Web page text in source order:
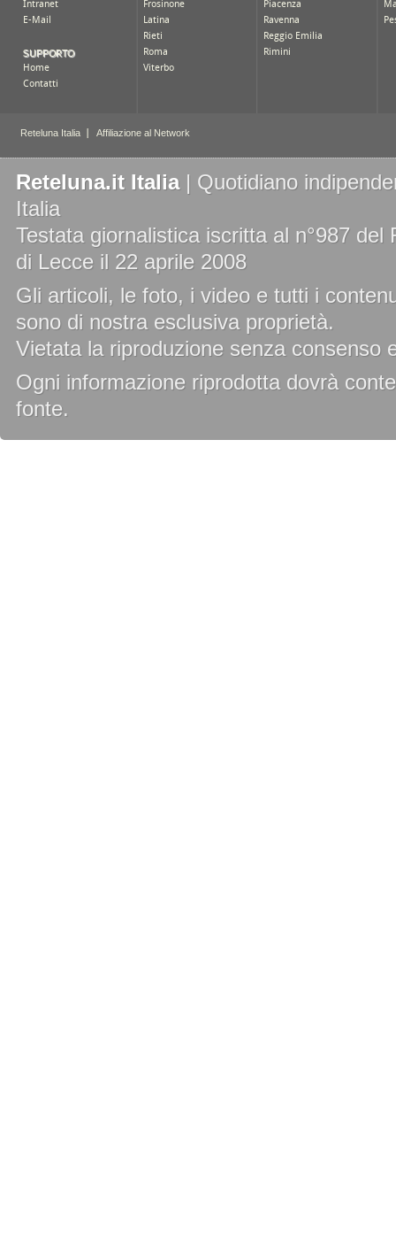
Reteluna.it Italia| Quotidiano
Italia
Testata giornalistica iscritta al n°987
di Lecce il 22 aprile 2008
Gli articoli, le foto, i video e tutti i
sono di nostra esclusiva proprietà.
Vietata la riproduzione senza consenso
Ogni informazione riprodotta dovrà
fonte.